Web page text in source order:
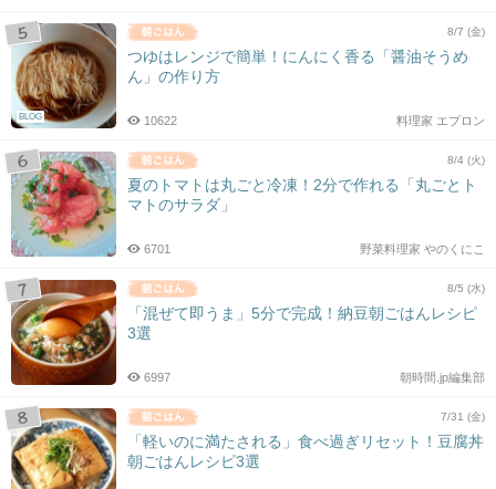
BLOG
8/7 (金)
つゆはレンジで簡単！にんにく香る「醤油そうめ
ん」の作り方
料理家 エプロン
10622
8/4 (火)
夏のトマトは丸ごと冷凍！2分で作れる「丸ごとト
マトのサラダ」
野菜料理家 やのくにこ
6701
8/5 (水)
「混ぜて即うま」5分で完成！納豆朝ごはんレシピ
3選
朝時間.jp編集部
6997
7/31 (金)
「軽いのに満たされる」食べ過ぎリセット！豆腐丼
朝ごはんレシピ3選